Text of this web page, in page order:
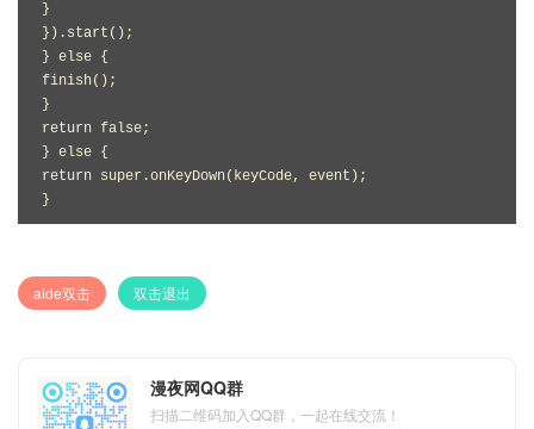
}
}).start();
} else {
finish();
}
return false;
} else {
return super.onKeyDown(keyCode, event);
}
aide双击 双击退出
漫夜网QQ群
扫描二维码加入QQ群，一起在线交流！